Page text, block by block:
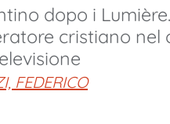
dopo i Lumière.
cristiano nel
FEDERICO